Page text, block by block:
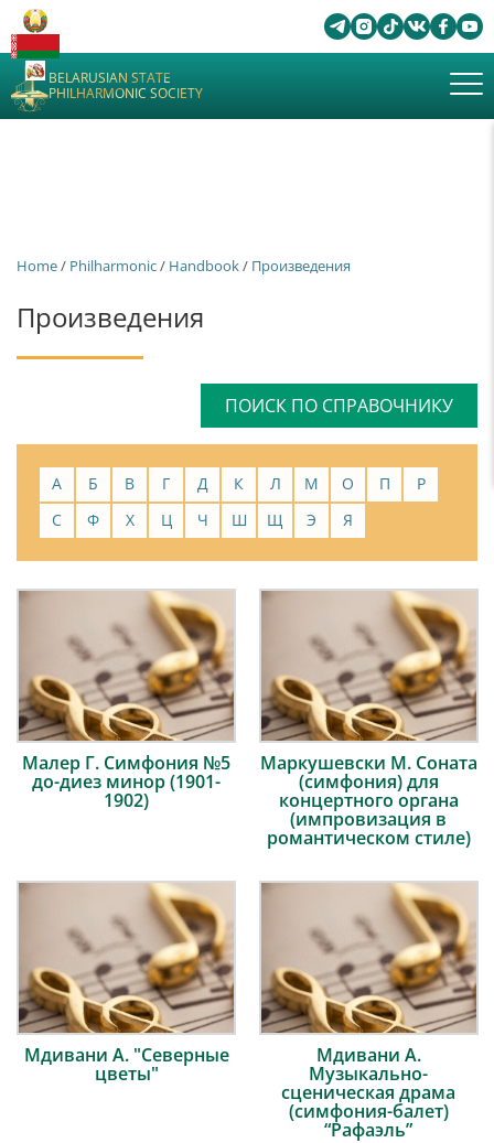
BELARUSIAN STATE
PHILHARMONIC SOCIETY
Home/ Philharmonic/ Handbook/ Произведения
Произведения
ПОИСК ПО СПРАВОЧНИКУ
А Б В Г Д К Л М О П
Р
С
Ф Х Ц Ч Ш Щ Э Я
Малер Г. Симфония №5
до-диез минор (1901-
1902)
Маркушевски М. Соната
(симфония) для
концертного органа
(импровизация в
романтическом стиле)
Мдивани А. "Северные
цветы"
Мдивани А.
Музыкально-
сценическая драма
(симфония-балет)
“Рафаэль”